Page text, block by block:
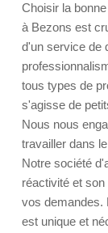
Choisir la
à Bezons est
d'un service de
tous types de
s'agisse de
Nous nous
travailler dans
Notre société
réactivité et
vos demandes.
est unique et